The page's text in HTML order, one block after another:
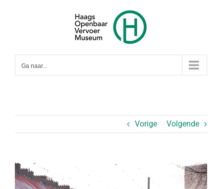
Ga naar...
Vorige Volgende
Bekijk
grotere